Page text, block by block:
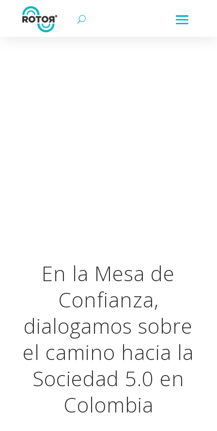
En la Mesa de
Confianza,
dialogamos sobre
el camino hacia la
Sociedad 5.0 en
Colombia